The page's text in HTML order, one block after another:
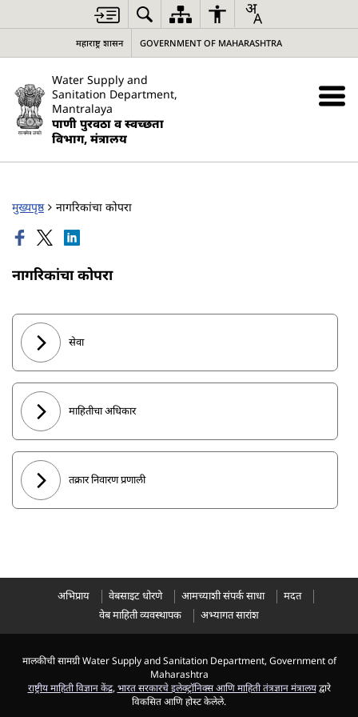
महाराष्ट्र शासन GOVERNMENT OF MAHARASHTRA
Water Supply and
Sanitation Department,
Mantralaya
पाणी पुरवठा व स्वच्छता
विभाग, मंत्रालय
मुख्यपृष्ठ नागरिकांचा कोपरा
नागरिकांचा कोपरा
सेवा
माहितीचा अधिकार
तक्रार निवारण प्रणाली
अभिप्राय वेबसाइट धोरणे आमच्याशी संपर्क साधा
मदत
वेब माहिती व्यवस्थापक
अभ्यागत सारांश
मालकीची सामग्री Water Supply and Sanitation Department, Government of
Maharashtra
राष्ट्रीय माहिती विज्ञान केंद्र, भारत सरकारचे इलेक्ट्रॉनिक्स आणि माहिती तंत्रज्ञान मंत्रालयद्वारे
विकसित आणि होस्ट केलेले.